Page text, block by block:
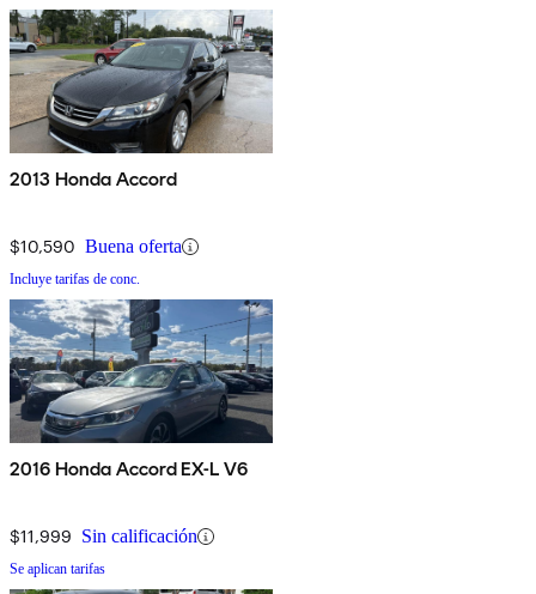
2013 Honda Accord
$10,590 Buena oferta
Incluye tarifas de conc.
2016 Honda Accord EX-L V6
$11,999 Sin calificación
Se aplican tarifas